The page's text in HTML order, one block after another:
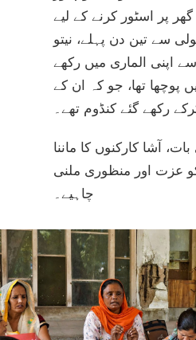
گھر پر اسٹور کرنے کے لیے
سے تین دن پہلے، نیتو
اپنی الماری میں رکھے
پوچھا تھا، جو کہ ان کے
رکھے گئے کنڈوم تھے۔
آشا کارکنوں کا ماننا
عزت اور منظوری ملنی
چاہیے۔